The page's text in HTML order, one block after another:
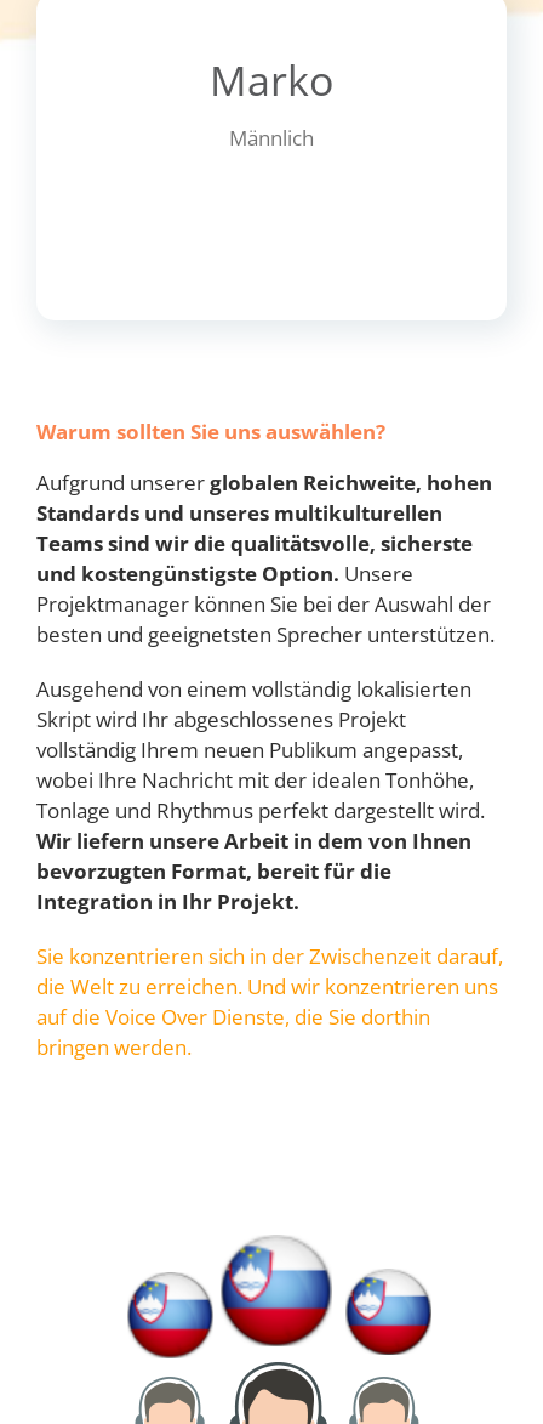
Marko
Männlich
Warum sollten Sie uns auswählen?
Aufgrund unsererglobalen Reichweite, hohen
Standards und unseres multikulturellen
Teams sind wir die qualitätsvolle, sicherste
und kostengünstigste Option. Unsere
Projektmanager können Sie bei der Auswahl der
besten und geeignetsten Sprecher unterstützen.
Ausgehend von einem vollständig lokalisierten
Skript wird Ihr abgeschlossenes Projekt
vollständig Ihrem neuen Publikum angepasst,
wobei Ihre Nachricht mit der idealen Tonhöhe,
Tonlage und Rhythmus perfekt dargestellt wird.
Wir liefern unsere Arbeit in dem von Ihnen
bevorzugten Format, bereit für die
Integration in Ihr Projekt.
Sie konzentrieren sich in der Zwischenzeit darauf,
die Welt zu erreichen. Und wir konzentrieren uns
auf die Voice Over Dienste, die Sie dorthin
bringen werden.